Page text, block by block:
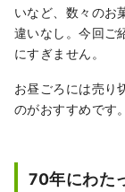
いなど、数々のお
違いなし。今回ご
にすぎません。
お昼ごろには売り
のがおすすめです。
70年にわた